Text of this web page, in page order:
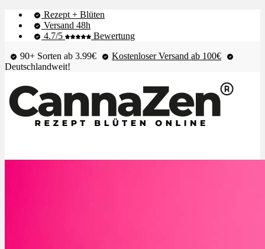
Rezept + Blüten
Versand 48h
4.7/5
Bewertung
90+ Sorten ab 3.99€
Kostenloser Versand ab 100€
Deutschlandweit!